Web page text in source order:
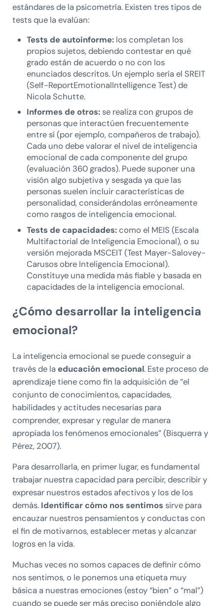
estándares de la psicometría. Existen tres tipos de
tests que la evalúan:
Tests de autoinforme: los completan los
propios sujetos, debiendo contestar en qué
grado están de acuerdo o no con los
enunciados descritos. Un ejemplo sería el SREIT
(Self-ReportEmotionalIntelligence Test) de
Nicola Schutte.
Informes de otros: se realiza con grupos de
personas que interactúen frecuentemente
entre sí (por ejemplo, compañeros de trabajo).
Cada uno debe valorar el nivel de inteligencia
emocional de cada componente del grupo
(evaluación 360 grados). Puede suponer una
visión algo subjetiva y sesgada ya que las
personas suelen incluir características de
personalidad, considerándolas erróneamente
como rasgos de inteligencia emocional.
Tests de capacidades:como el MEIS (Escala
Multifactorial de Inteligencia Emocional), o su
versión mejorada MSCEIT (Test Mayer-Salovey-
Carusos obre Inteligencia Emocional).
Constituye una medida más fiable y basada en
capacidades de la inteligencia emocional.
¿Cómo desarrollar la inteligencia
emocional?
La inteligencia emocional se puede conseguir a
través de la educación emocional. Este proceso de
aprendizaje tiene como fin la adquisición de “el
conjunto de conocimientos, capacidades,
habilidades y actitudes necesarias para
comprender, expresar y regular de manera
apropiada los fenómenos emocionales” (Bisquerra y
Pérez, 2007).
Para desarrollarla, en primer lugar, es fundamental
trabajar nuestra capacidad para percibir, describir y
expresar nuestros estados afectivos y los de los
demás. Identificar cómo nos sentimos sirve para
encauzar nuestros pensamientos y conductas con
el fin de motivarnos, establecer metas y alcanzar
logros en la vida.
Muchas veces no somos capaces de definir cómo
nos sentimos, o le ponemos una etiqueta muy
básica a nuestras emociones (estoy “bien” o “mal”)
cuando se puede ser más preciso poniéndole algo